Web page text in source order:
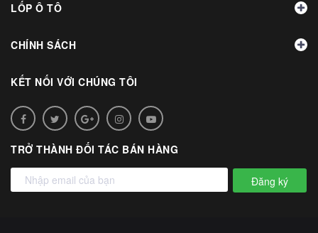
LỐP Ô TÔ
CHÍNH SÁCH
KẾT NỐI VỚI CHÚNG TÔI
TRỞ THÀNH ĐỐI TÁC BÁN HÀNG
Đăng ký